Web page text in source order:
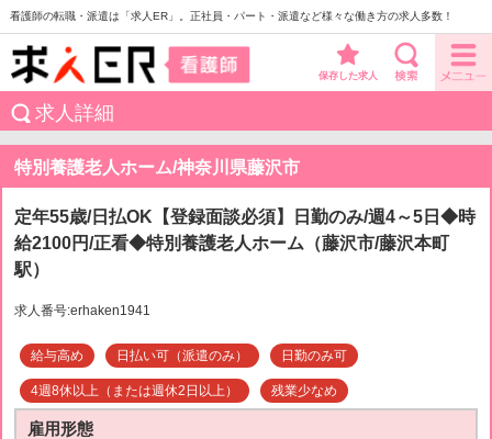
看護師の転職・派遣は「求人ER」。正社員・パート・派遣など様々な働き方の求人多数！
保存した求人
求人詳細
特別養護老人ホーム/神奈川県藤沢市
定年55歳/日払OK【登録面談必須】日勤のみ/週4～5日◆時
給2100円/正看◆特別養護老人ホーム（藤沢市/藤沢本町
駅）
求人番号:erhaken1941
給与高め 日払い可（派遣のみ） 日勤のみ可
4週8休以上（または週休2日以上） 残業少なめ
雇用形態